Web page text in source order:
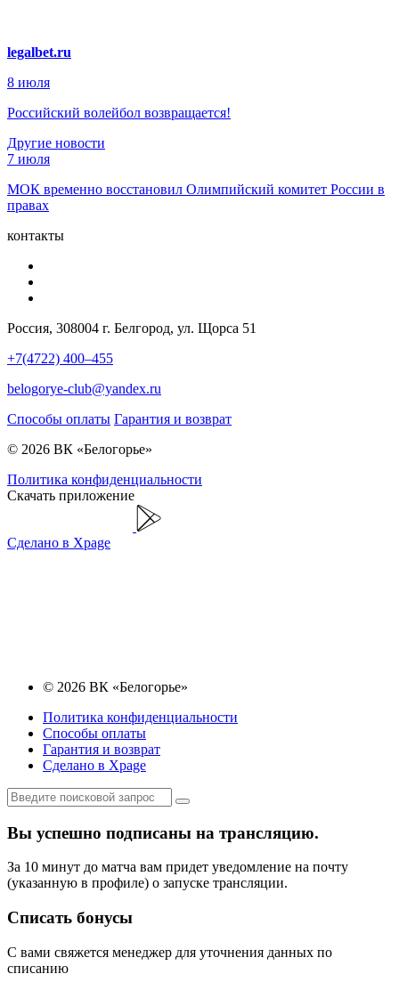
legalbet.ru
8 июля
Российский волейбол возвращается!
Другие новости
7 июля
МОК временно восстановил Олимпийский комитет России в
правах
контакты
Россия, 308004 г. Белгород, ул. Щорса 51
+7(4722) 400–455
belogorye-club@yandex.ru
Способы оплаты Гарантия и возврат
© 2026 ВК «Белогорье»
Политика конфиденциальности
Скачать приложение
Сделано в Xpage
© 2026 ВК «Белогорье»
Политика конфиденциальности
Способы оплаты
Гарантия и возврат
Сделано в Xpage
Вы успешно подписаны на трансляцию.
За 10 минут до матча вам придет уведомление на почту
(указанную в профиле) о запуске трансляции.
Списать бонусы
С вами свяжется менеджер для уточнения данных по
списанию